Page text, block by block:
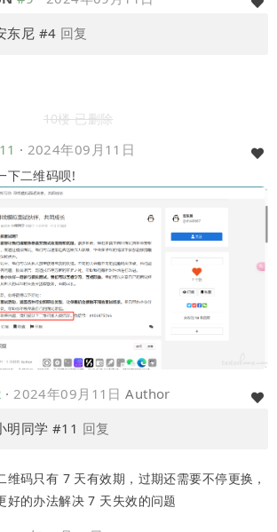
东尼 #4 回复
10楼 已删除
· 2024年09月11日
下二维码呗!
· 2024年09月11日 Author
明同学 #11 回复
维码只有 7 天有效期，过期还需要不停更换，
好的办法解决 7 天失效的问题